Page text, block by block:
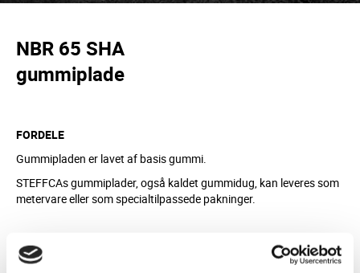
NBR 65 SHA
gummiplade
FORDELE
Gummipladen er lavet af basis gummi.
STEFFCAs gummiplader, også kaldet gummidug, kan leveres som
metervare eller som specialtilpassede pakninger.
MATERIALE